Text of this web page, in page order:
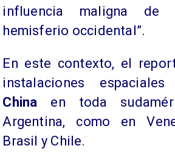
influencia maligna
hemisferio occidental”.
En este contexto, el
instalaciones
China en toda
Argentina, como en
Brasil y Chile.